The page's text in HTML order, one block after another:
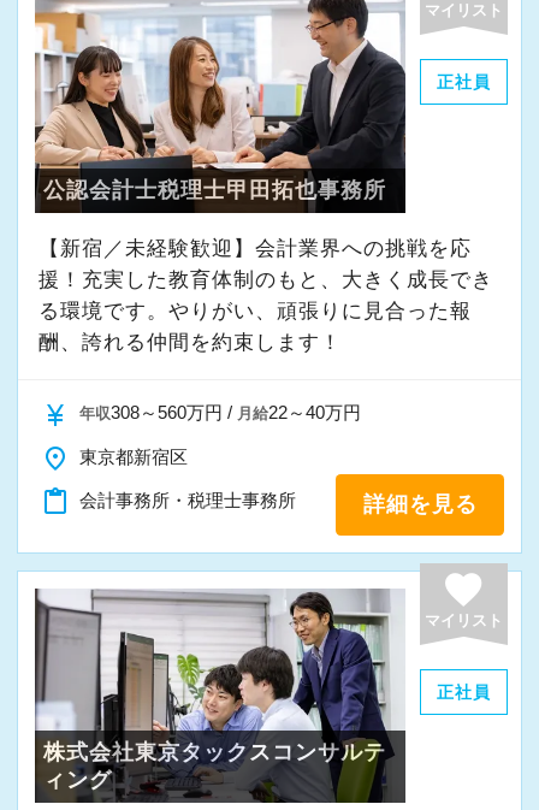
・その他付随する業務
これまでの会計事務所や経理経験を活かしてご
活躍いただけます。
また、経験やスキルに応じて徐々に担当する業
将来的には申告書レビューなど、専門性を高め
られる業務にも携わることが可能です。
どこでも通用する実務スキルを身につけなが
★
当事務所では、職員同士が協力しながら気持ち
経験やスキルももちろん重要ですが、それ以上
に周囲への思いやりや感謝の気持ちを持ち、誠
実に仕事へ向き合える方と一緒に働きたいと考
えています。
・素直な姿勢で新しいことを学べる方
・周囲と協力しながら業務を進められる方
マイリスト
正社員
公認会計士税理士甲田拓也事務所
【新宿／未経験歓迎】会計業界への挑戦を応
援！充実した教育体制のもと、大きく成長でき
る環境です。やりがい、頑張りに見合った報
酬、誇れる仲間を約束します！
currency_yen 年収308～560万円 / 月給22～40万円
place 東京都新宿区
content_paste 会計事務所・税理士事務所 詳細を見る
favorite
マイリスト
正社員
株式会社東京タックスコンサルテ
ィング